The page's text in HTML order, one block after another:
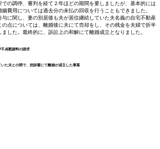
の調停、審判を経て２年ほどの期間を要しましたが、基本的には
費用については過去分の未払の回収を行うこともできました。
与に関し、妻の別居後も夫が居住継続していた夫名義の自宅不動産
点については、離婚後に夫にて売却をし、その残金を夫婦で折半
した。最終的に、訴訟上の和解にて離婚成立となりました。
貞慰謝料の請求
た夫との間で、控訴審にて離婚が成立した事案